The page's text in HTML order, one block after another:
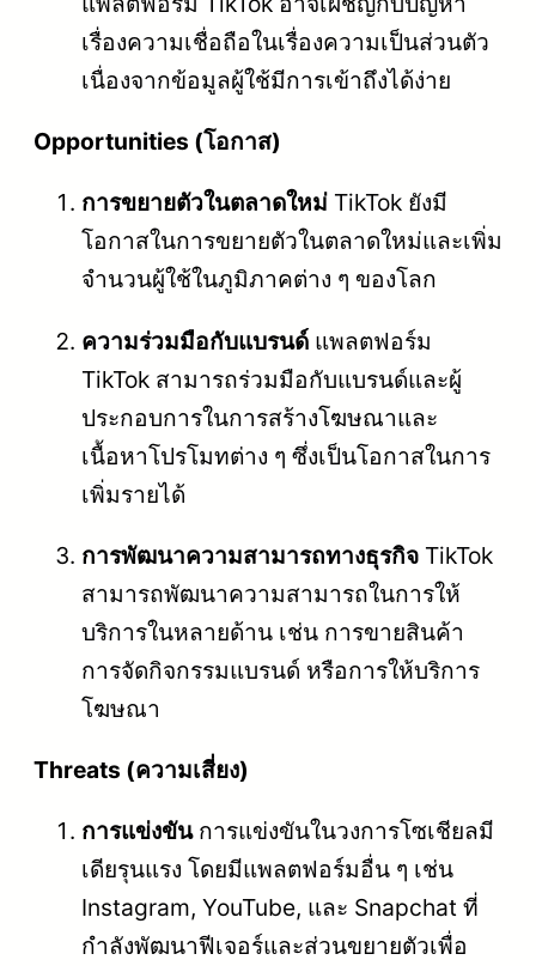
เรื่องความเชื่อถือในเรื่องความเป็นส่วนตัว
เนื่องจากข้อมูลผู้ใช้มีการเข้าถึงได้ง่าย
Opportunities (โอกาส)
การขยายตัวในตลาดใหม่ TikTok ยังมี
โอกาสในการขยายตัวในตลาดใหม่และเพิ่ม
จำนวนผู้ใช้ในภูมิภาคต่าง ๆ ของโลก
ความร่วมมือกับแบรนด์ แพลตฟอร์ม
TikTok สามารถร่วมมือกับแบรนด์และผู้
ประกอบการในการสร้างโฆษณาและ
เนื้อหาโปรโมทต่าง ๆ ซึ่งเป็นโอกาสในการ
เพิ่มรายได้
การพัฒนาความสามารถทางธุรกิจ TikTok
สามารถพัฒนาความสามารถในการให้
บริการในหลายด้าน เช่น การขายสินค้า
การจัดกิจกรรมแบรนด์ หรือการให้บริการ
โฆษณา
Threats (ความเสี่ยง)
การแข่งขันการแข่งขันในวงการโซเชียลมี
เดียรุนแรง โดยมีแพลตฟอร์มอื่น ๆ เช่น
Instagram, YouTube, และ Snapchat ที่
กำลังพัฒนาฟีเจอร์และส่วนขยายตัวเพื่อ